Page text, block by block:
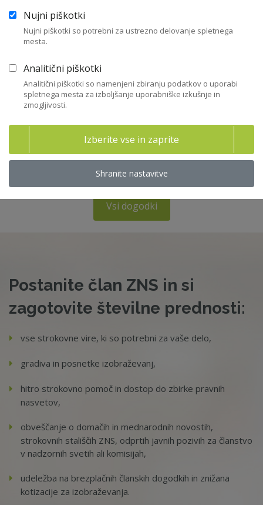
webinar
17. 01. 2019
Nadzor nad finančnim poslovanjem družbe
Dom gospodarstva (GZS), Dimičeva 13, Ljubljana
Seminar
Vsi dogodki
Postanite član ZNS in si
zagotovite številne prednosti:
vse strokovne vire, ki so potrebni za vaše delo,
gradiva in posnetke izobraževanj,
hitro strokovno pomoč in dostop do zbirke pravnih
nasvetov,
obveščanje o domačih in mednarodnih novostih,
strokovnih stališčih ZNS, odprtih javnih pozivih za članstvo
v nadzornih svetih ali komisijah,
udeležba na brezplačnih članskih dogodkih in znižana
kotizacije za izobraževanja.
Nujni piškotki
Nujni piškotki so potrebni za ustrezno delovanje spletnega
mesta.
Analitični piškotki
Analitični piškotki so namenjeni zbiranju podatkov o uporabi
spletnega mesta za izboljšanje uporabniške izkušnje in
zmogljivosti.
Izberite vse in zaprite
Shranite nastavitve